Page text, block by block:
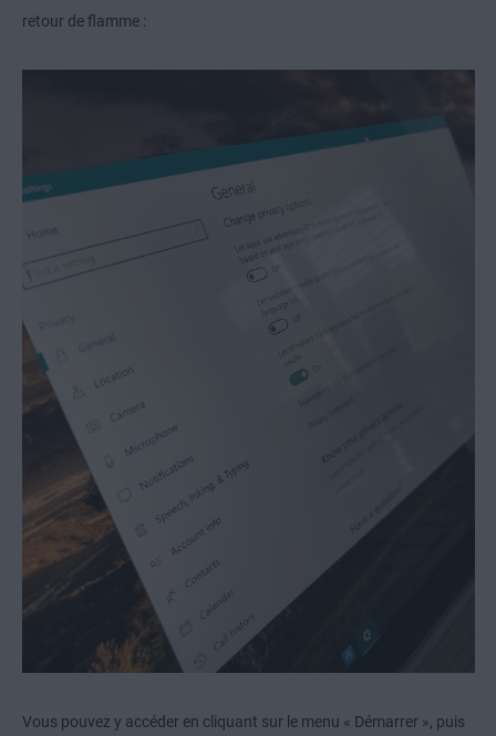
retour de flamme :
Vous pouvez y accéder en cliquant sur le menu « Démarrer », puis